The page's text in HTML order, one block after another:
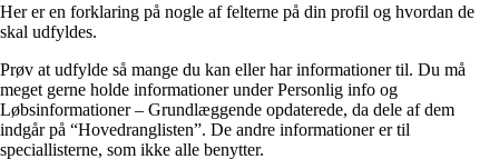
Her er en forklaring på nogle af felterne på din profil og hvordan de
skal udfyldes.
Prøv at udfylde så mange du kan eller har informationer til. Du må
meget gerne holde informationer under Personlig info og
Løbsinformationer – Grundlæggende opdaterede, da dele af dem
indgår på “Hovedranglisten”. De andre informationer er til
speciallisterne, som ikke alle benytter.